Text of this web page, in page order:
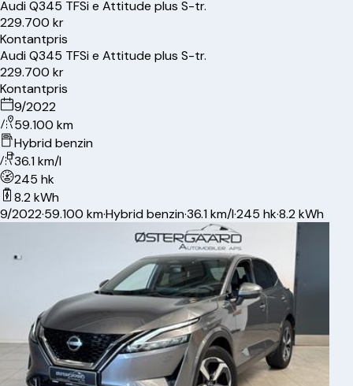
AudiQ345 TFSi e Attitude plus S-tr.
229.700 kr
Kontantpris
AudiQ345 TFSi e Attitude plus S-tr.
229.700 kr
Kontantpris
9/2022
59.100 km
Hybrid benzin
36.1 km/l
245 hk
8.2 kWh
9/2022·59.100 km·Hybrid benzin·36.1 km/l·245 hk·8.2 kWh